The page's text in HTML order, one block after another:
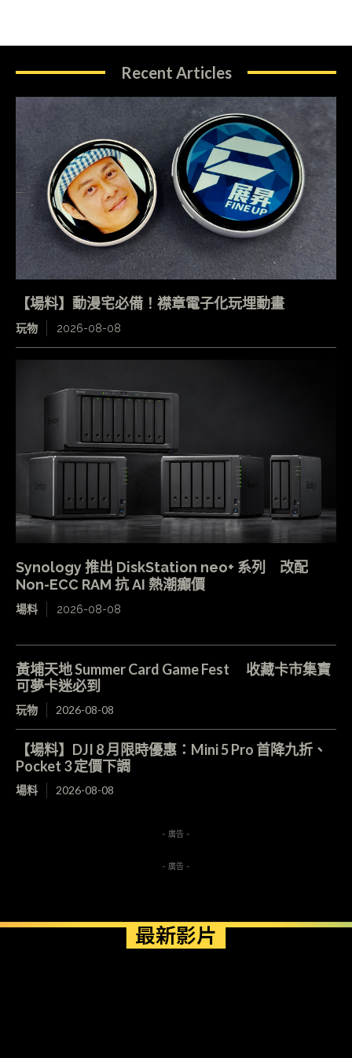
Recent Articles
【場料】動漫宅必備！襟章電子化玩埋動畫
玩物 2026-08-08
Synology 推出 DiskStation neo+ 系列 改配
Non-ECC RAM 抗 AI 熱潮癲價
場料 2026-08-08
黃埔天地 Summer Card Game Fest 收藏卡市集寶
可夢卡迷必到
玩物 2026-08-08
【場料】DJI 8 月限時優惠：Mini 5 Pro 首降九折、
Pocket 3 定價下調
場料 2026-08-08
- 廣告 -
- 廣告 -
最新影片